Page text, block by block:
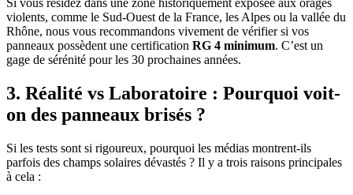
violents, comme le Sud-Ouest de la France, les Alpes ou la vallée du
Rhône, nous vous recommandons vivement de vérifier si vos
panneaux possèdent une certification RG 4 minimum. C’est un
gage de sérénité pour les 30 prochaines années.
3. Réalité vs Laboratoire : Pourquoi voit-
on des panneaux brisés ?
Si les tests sont si rigoureux, pourquoi les médias montrent-ils
parfois des champs solaires dévastés ? Il y a trois raisons principales
à cela :